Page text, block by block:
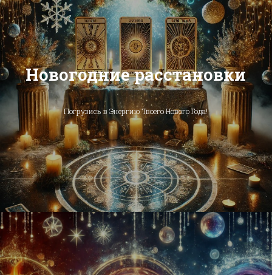
Новогодние расстановки
Погрузись в Энергию Твоего Нового Года!